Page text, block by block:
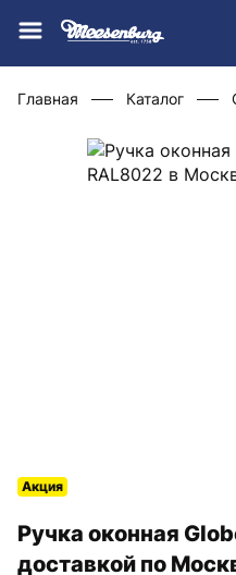
Главная Каталог
Ручка оконная
доставкой по
Акция